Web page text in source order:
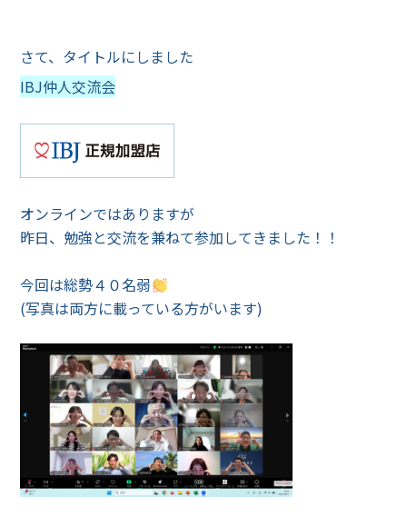
さて、タイトルにしました
IBJ仲人交流会
オンラインではありますが
昨日、勉強と交流を兼ねて参加してきました！！
今回は総勢４０名弱
(写真は両方に載っている方がいます)